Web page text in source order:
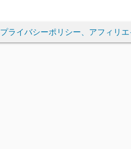
プライバシーポリシー、アフィリ